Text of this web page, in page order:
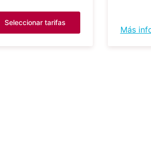
Seleccionar tarifas
Más